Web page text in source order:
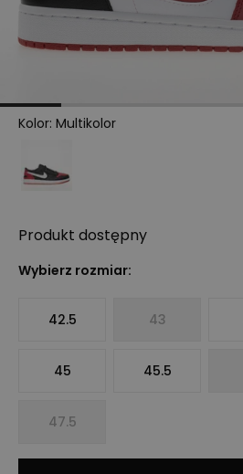
Kolor: Multikolor
Produkt dostępny
Wybierz rozmiar:
42.5 43
45 45.5
47.5